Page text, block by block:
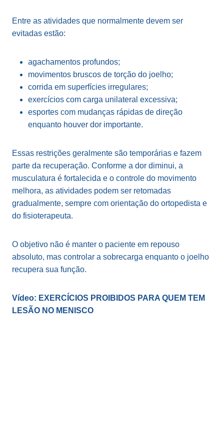
Entre as atividades que normalmente devem ser
evitadas estão:
agachamentos profundos;
movimentos bruscos de torção do joelho;
corrida em superfícies irregulares;
exercícios com carga unilateral excessiva;
esportes com mudanças rápidas de direção
enquanto houver dor importante.
Essas restrições geralmente são temporárias e fazem
parte da recuperação. Conforme a dor diminui, a
musculatura é fortalecida e o controle do movimento
melhora, as atividades podem ser retomadas
gradualmente, sempre com orientação do ortopedista e
do fisioterapeuta.
O objetivo não é manter o paciente em repouso
absoluto, mas controlar a sobrecarga enquanto o joelho
recupera sua função.
Vídeo: EXERCÍCIOS PROIBIDOS PARA QUEM TEM
LESÃO NO MENISCO